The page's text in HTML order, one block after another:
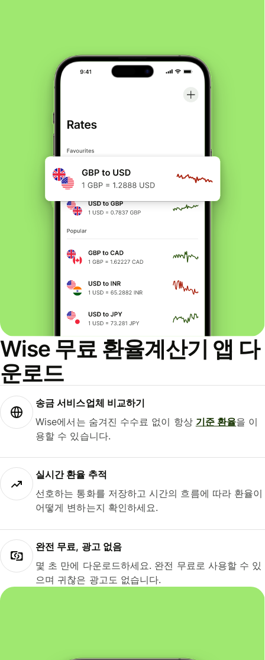
Wise 무료 환율계산기 앱 다
운로드
송금 서비스업체 비교하기
Wise에서는 숨겨진 수수료 없이 항상 기준 환율을 이
용할 수 있습니다.
실시간 환율 추적
선호하는 통화를 저장하고 시간의 흐름에 따라 환율이
어떻게 변하는지 확인하세요.
완전 무료, 광고 없음
몇 초 만에 다운로드하세요. 완전 무료로 사용할 수 있
으며 귀찮은 광고도 없습니다.